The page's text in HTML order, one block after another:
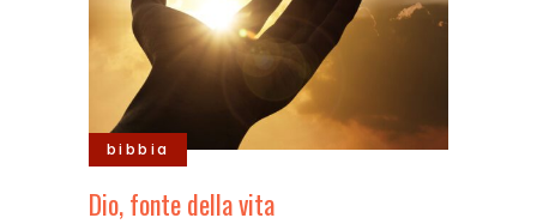
bibbia
Dio, fonte della vita